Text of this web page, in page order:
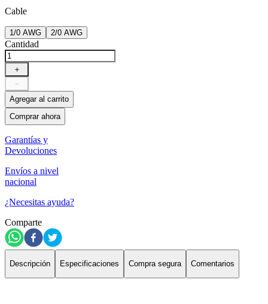
Cable
1/0 AWG 2/0 AWG
Cantidad
＋
－
Agregar al carrito
Comprar ahora
Garantías y
Devoluciones
Envíos a nivel
nacional
¿Necesitas ayuda?
Comparte
Descripción Especificaciones Compra segura Comentarios